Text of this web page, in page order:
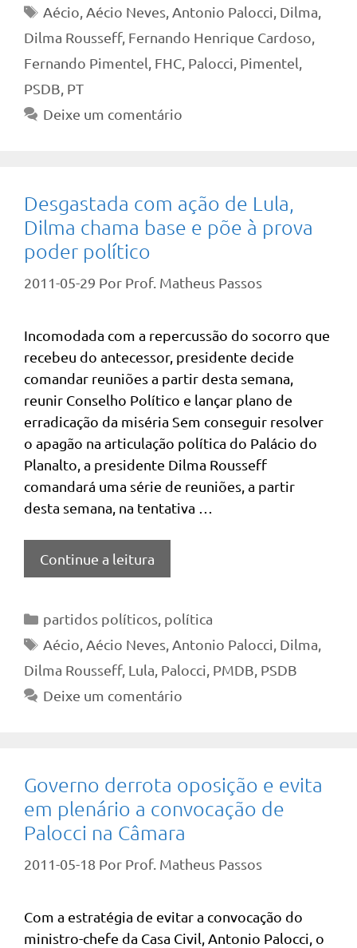
Tags
Aécio Aécio Neves, Antonio Palocci Dilma
Dilma Rousseff, Fernando Henrique Cardoso
Fernando Pimentel FHC Palocci Pimentel
PSDB PT
Deixe um comentário
Desgastada com ação de Lula,
Dilma chama base e põe à prova
poder político
2011-05-29 Por Prof. Matheus Passos
Incomodada com a repercussão do socorro que
recebeu do antecessor, presidente decide
comandar reuniões a partir desta semana,
reunir Conselho Político e lançar plano de
erradicação da miséria Sem conseguir resolver
o apagão na articulação política do Palácio do
Planalto, a presidente Dilma Rousseff
comandará uma série de reuniões, a partir
desta semana, na tentativa …
Continue a leitura
Categorias
partidos políticos, política
Tags
Aécio Aécio Neves, Antonio Palocci Dilma
Dilma Rousseff, Lula Palocci PMDB PSDB
Deixe um comentário
Governo derrota oposição e evita
em plenário a convocação de
Palocci na Câmara
2011-05-18 Por Prof. Matheus Passos
Com a estratégia de evitar a convocação do
ministro-chefe da Casa Civil, Antonio Palocci, o